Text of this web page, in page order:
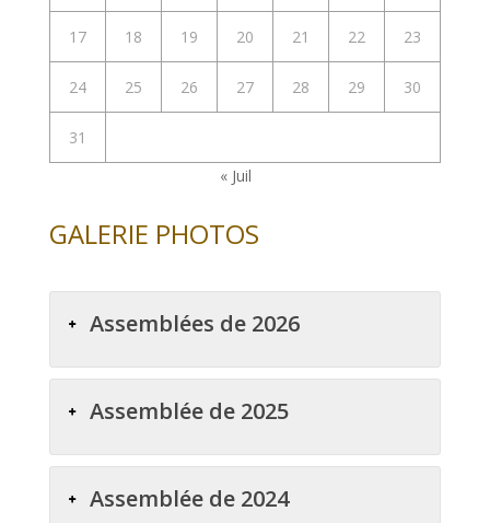
17 18 19 20 21 22 23
24 25 26 27 28 29 30
31
« Juil
GALERIE PHOTOS
Assemblées de 2026
Assemblée de 2025
Assemblée de 2024